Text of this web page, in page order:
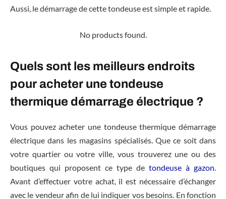
Aussi, le démarrage de cette tondeuse est simple et rapide.
No products found.
Quels sont les meilleurs endroits
pour acheter une tondeuse
thermique démarrage électrique ?
Vous pouvez acheter une tondeuse thermique démarrage
électrique dans les magasins spécialisés. Que ce soit dans
votre quartier ou votre ville, vous trouverez une ou des
boutiques qui proposent ce type de tondeuse à gazon.
Avant d’effectuer votre achat, il est nécessaire d’échanger
avec le vendeur afin de lui indiquer vos besoins. En fonction